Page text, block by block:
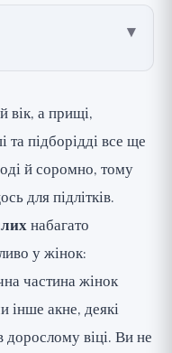
▾
які дійсно
пересушуючи
варіанти
що дійсно
вік, а прищі,
та підборідді все ще
й соромно, тому
для підлітків.
набагато
у жінок:
частина жінок
інше акне, деякі
віці. Ви не